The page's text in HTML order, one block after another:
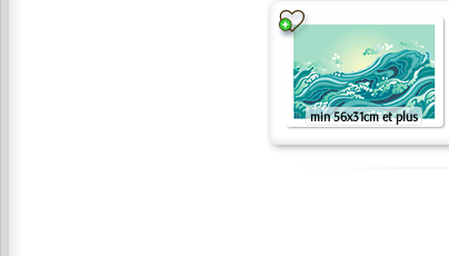
min 56x31cm et plus